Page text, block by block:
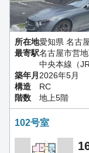
所在地愛知県 名古
最寄駅名古屋市営
中央本線（
築年月 2026年5月
構造
RC
階数
地上5階
102号室